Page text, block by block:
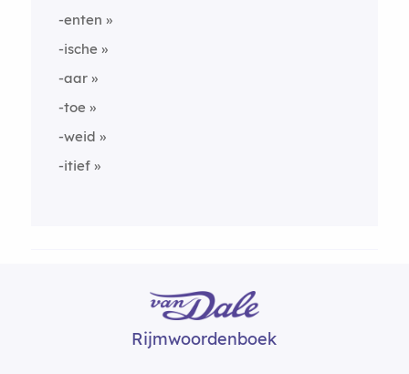
-enten
-ische
-aar
-toe
-weid
-itief
Rijmwoordenboek